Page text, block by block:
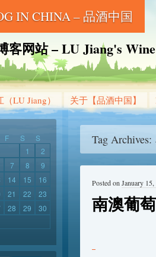
IN CHINA – 品酒中国
客网站 – LU Jiang's
（LU Jiang） 关于【品酒中国】
Tag Archives:
南澳葡
Posted on January
F S
S
1
2
7 8
9
14 15
16
21 22
23
28 29
30